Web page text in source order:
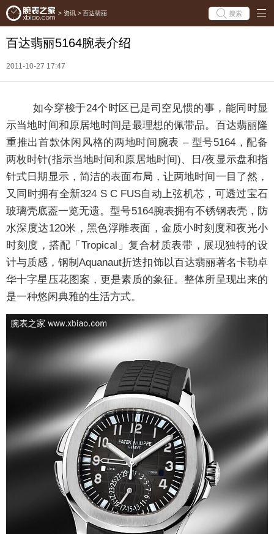
> 资讯 > 百达翡丽 搜索
百达翡丽5164腕表介绍
2011-10-27 17:47
如今穿梭于24个时区已是司空见惯的事，能同时显
示当地时间和原居地时间是最理想的佩带品。百达翡丽隆
重推出首款休闲风格的两地时间腕表 – 型号5164，配备
两枚时针(指示当地时间和原居地时间)、日/夜显示盘和指
针式日期显示，简洁的表面布局，让两地时间一目了然，
又同时拥有全新324 S C FUS自动上弦机芯，可透过宝石
玻璃壳底葢一览无遗。型号5164腕表拥有不锈钢表壳，防
水深度达120米，黑色浮雕表面，金质小时刻度和夜光小
时刻度，搭配「Tropical」复合材质表带，展现独特的设
计与质感，钢制Aquanaut折迭扣饰以百达翡丽著名卡勒卓
华十字星压花图案，更是素质的象征。整体所呈现出来的
是一种悠闲典雅的生活方式。